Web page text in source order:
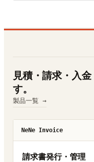
見積・請求・入
す。
製品一覧 →
NeNe Invoice
請求書発行・管理